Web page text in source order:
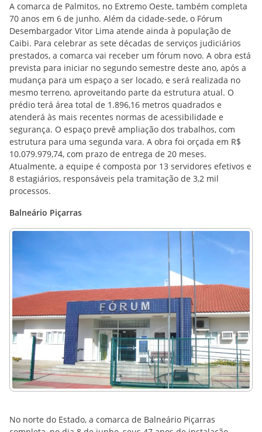
A comarca de Palmitos, no Extremo Oeste, também completa
70 anos em 6 de junho. Além da cidade-sede, o Fórum
Desembargador Vitor Lima atende ainda à população de
Caibi. Para celebrar as sete décadas de serviços judiciários
prestados, a comarca vai receber um fórum novo. A obra está
prevista para iniciar no segundo semestre deste ano, após a
mudança para um espaço a ser locado, e será realizada no
mesmo terreno, aproveitando parte da estrutura atual. O
prédio terá área total de 1.896,16 metros quadrados e
atenderá às mais recentes normas de acessibilidade e
segurança. O espaço prevê ampliação dos trabalhos, com
estrutura para uma segunda vara. A obra foi orçada em R$
10.079.979,74, com prazo de entrega de 20 meses.
Atualmente, a equipe é composta por 13 servidores efetivos e
8 estagiários, responsáveis pela tramitação de 3,2 mil
processos.
Balneário Piçarras
No norte do Estado, a comarca de Balneário Piçarras